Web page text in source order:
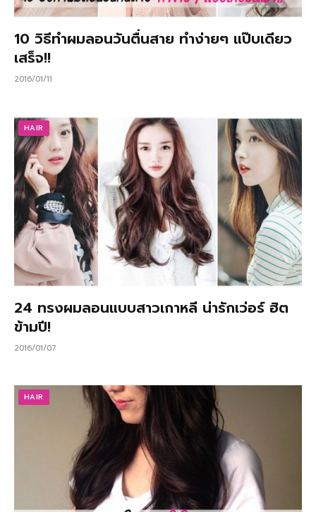
10 วิธีทำผมลอนวันตื่นสาย ทำง่ายๆ แป๊บเดียว
เสร็จ!!
2016/01/11
HAIR
24 ทรงผมลอนแบบสาวเกาหลี น่ารักเว่อร์ ฮิต
ข้ามปี!
2016/01/07
HAIR